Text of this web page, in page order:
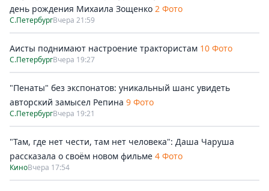
день рождения Михаила Зощенко 2 Фото
С.ПетербургВчера 21:59
Аисты поднимают настроение трактористам 10 Фото
С.ПетербургВчера 19:27
"Пенаты" без экспонатов: уникальный шанс увидеть
авторский замысел Репина 9 Фото
С.ПетербургВчера 19:21
"Там, где нет чести, там нет человека": Даша Чаруша
рассказала о своём новом фильме 4 Фото
КиноВчера 17:54